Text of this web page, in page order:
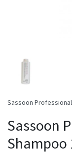
Sassoon Professional
Sassoon
Shampoo